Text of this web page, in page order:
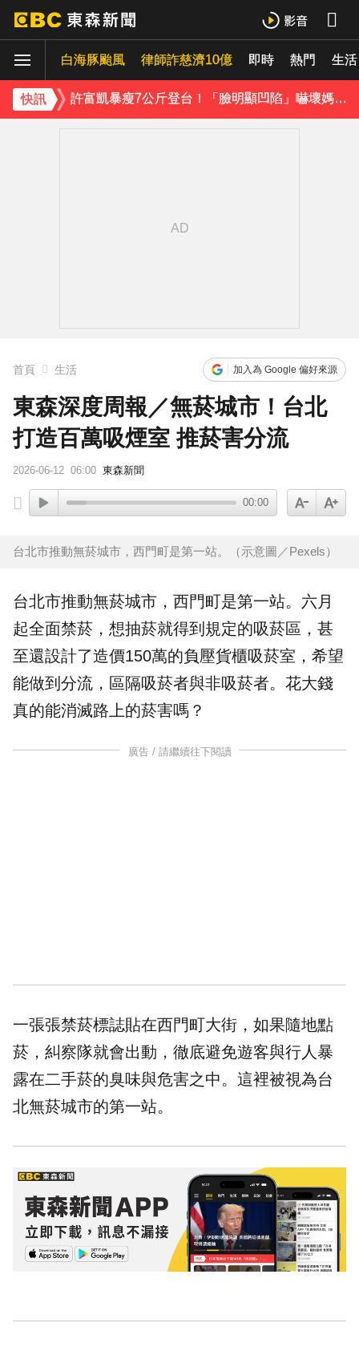
白海豚颱風 律師詐慈濟10億 即時 熱門 生活
快訊
吳建豪迎48歲生日！周渝民苦練吉他送祝福 阿信揭3人私下面
許富凱暴瘦7公斤登台！「臉明顯凹陷」嚇壞媽媽 父親節憶亡父淚崩
首頁 生活 加入為 Google 偏好來源
東森深度周報／無菸城市！台北
打造百萬吸煙室 推菸害分流
2026-06-12 06:00 東森新聞
00:00
台北市推動無菸城市，西門町是第一站。（示意圖／Pexels）
台北市推動無菸城市 ，西門町是第一站。六月
起全面禁菸 ，想抽菸就得到規定的吸菸區 ，甚
至還設計了造價150萬的負壓貨櫃吸菸室，希望
能做到分流，區隔吸菸者與非吸菸者。花大錢
真的能消滅路上的菸害嗎？
廣告 / 請繼續往下閱讀
一張張禁菸標誌貼在西門町大街，如果隨地點
菸，糾察隊就會出動，徹底避免遊客與行人暴
露在二手菸的臭味與危害之中。這裡被視為台
北無菸城市的第一站。